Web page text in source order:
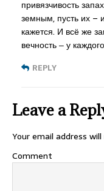
привязчивость
земным, пусть их –
кажется. И всё же
вечность ‒ у
REPLY
Leave a
Your email address
Comment